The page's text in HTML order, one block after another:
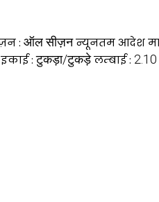
: ऑल सीज़नन्यूनतम आदेश
:टुकड़ा/टुकड़ेलम्बाई : 2.10